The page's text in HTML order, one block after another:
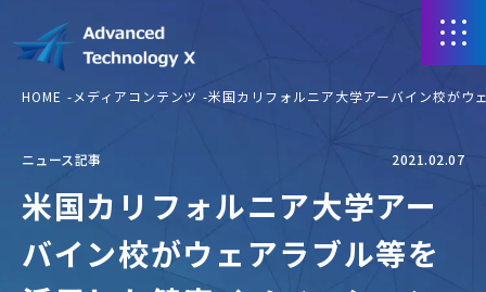
HOME メディアコンテンツ 米国カリフォルニア大学アーバイン校がウ
ニュース記事 2021.02.07
米国カリフォルニア大学アー
バイン校がウェアラブル等を